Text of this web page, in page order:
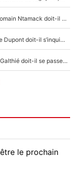
XV de France - Matthieu Jalibert a tout changé : Romain Ntamack doit-il s’inquiéter pour sa place à un an de la Coupe du monde ?
«Le XV de France est meilleur avec Lucu» : Antoine Dupont doit-il s’inquiéter pour sa place ?
Le XV de France a trouvé son remplaçant : Fabien Galthié doit-il se passer d'Antoine Dupont ?
le prochain